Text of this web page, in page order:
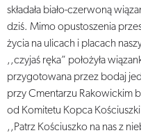
składała biało-czerwoną
dziś. Mimo opustoszenia
życia na ulicach i placach
,,czyjaś ręka” położyła
przygotowana przez bodaj
przy Cmentarzu Rakowickim
od Komitetu Kopca
,,Patrz Kościuszko na nas z